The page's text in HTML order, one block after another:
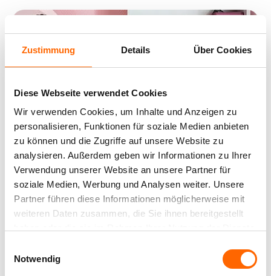
Zustimmung Details Über Cookies
Diese Webseite verwendet Cookies
Wir verwenden Cookies, um Inhalte und Anzeigen zu
personalisieren, Funktionen für soziale Medien anbieten
zu können und die Zugriffe auf unsere Website zu
analysieren. Außerdem geben wir Informationen zu Ihrer
Verwendung unserer Website an unsere Partner für
soziale Medien, Werbung und Analysen weiter. Unsere
Partner führen diese Informationen möglicherweise mit
weiteren Daten zusammen, die Sie ihnen bereitgestellt
Notwendig
KINDERZIMMER & FARBEN
Ein Feen-Zimmer für Felia – Kinderzimmer
Isabelle Wolf gibt Tipps zur Raum- und